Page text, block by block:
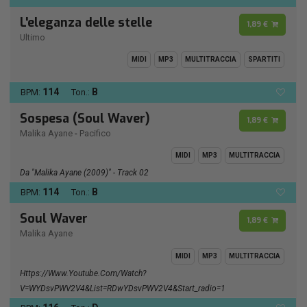
L'eleganza delle stelle
Ultimo
1,89 €
MIDI MP3 MULTITRACCIA SPARTITI
BPM: 114 Ton.: B
Sospesa (Soul Waver)
Malika Ayane - Pacifico
1,89 €
MIDI MP3 MULTITRACCIA
Da "Malika Ayane (2009)" - Track 02
BPM: 114 Ton.: B
Soul Waver
Malika Ayane
1,89 €
MIDI MP3 MULTITRACCIA
Https://www.youtube.com/watch?
V=wYDsvPWV2V4&list=RDwYDsvPWV2V4&start_radio=1